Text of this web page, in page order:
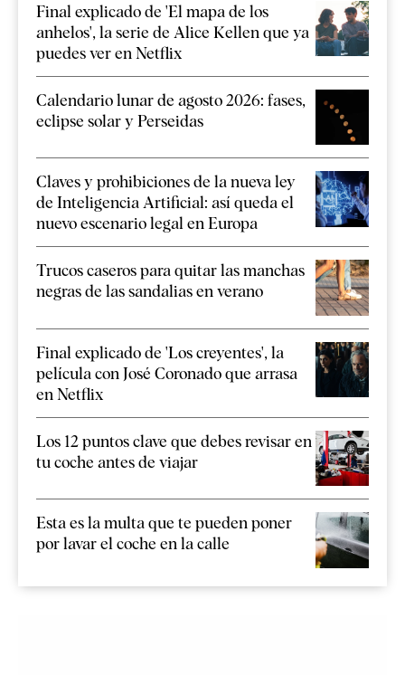
Final explicado de 'El mapa de los
anhelos', la serie de Alice Kellen que ya
puedes ver en Netflix
Calendario lunar de agosto 2026: fases,
eclipse solar y Perseidas
Claves y prohibiciones de la nueva ley
de Inteligencia Artificial: así queda el
nuevo escenario legal en Europa
Trucos caseros para quitar las manchas
negras de las sandalias en verano
Final explicado de 'Los creyentes', la
película con José Coronado que arrasa
en Netflix
Los 12 puntos clave que debes revisar en
tu coche antes de viajar
Esta es la multa que te pueden poner
por lavar el coche en la calle